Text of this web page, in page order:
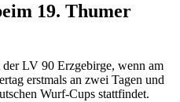
19. Thumer
LV 90 Erzgebirge, wenn am
erstmals an zwei Tagen und
Wurf-Cups stattfindet.